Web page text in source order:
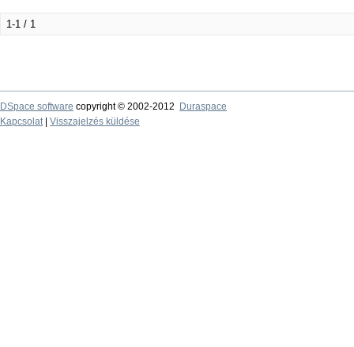
1-1 / 1
DSpace software copyright © 2002-2012
Duraspace
Kapcsolat| Visszajelzés küldése